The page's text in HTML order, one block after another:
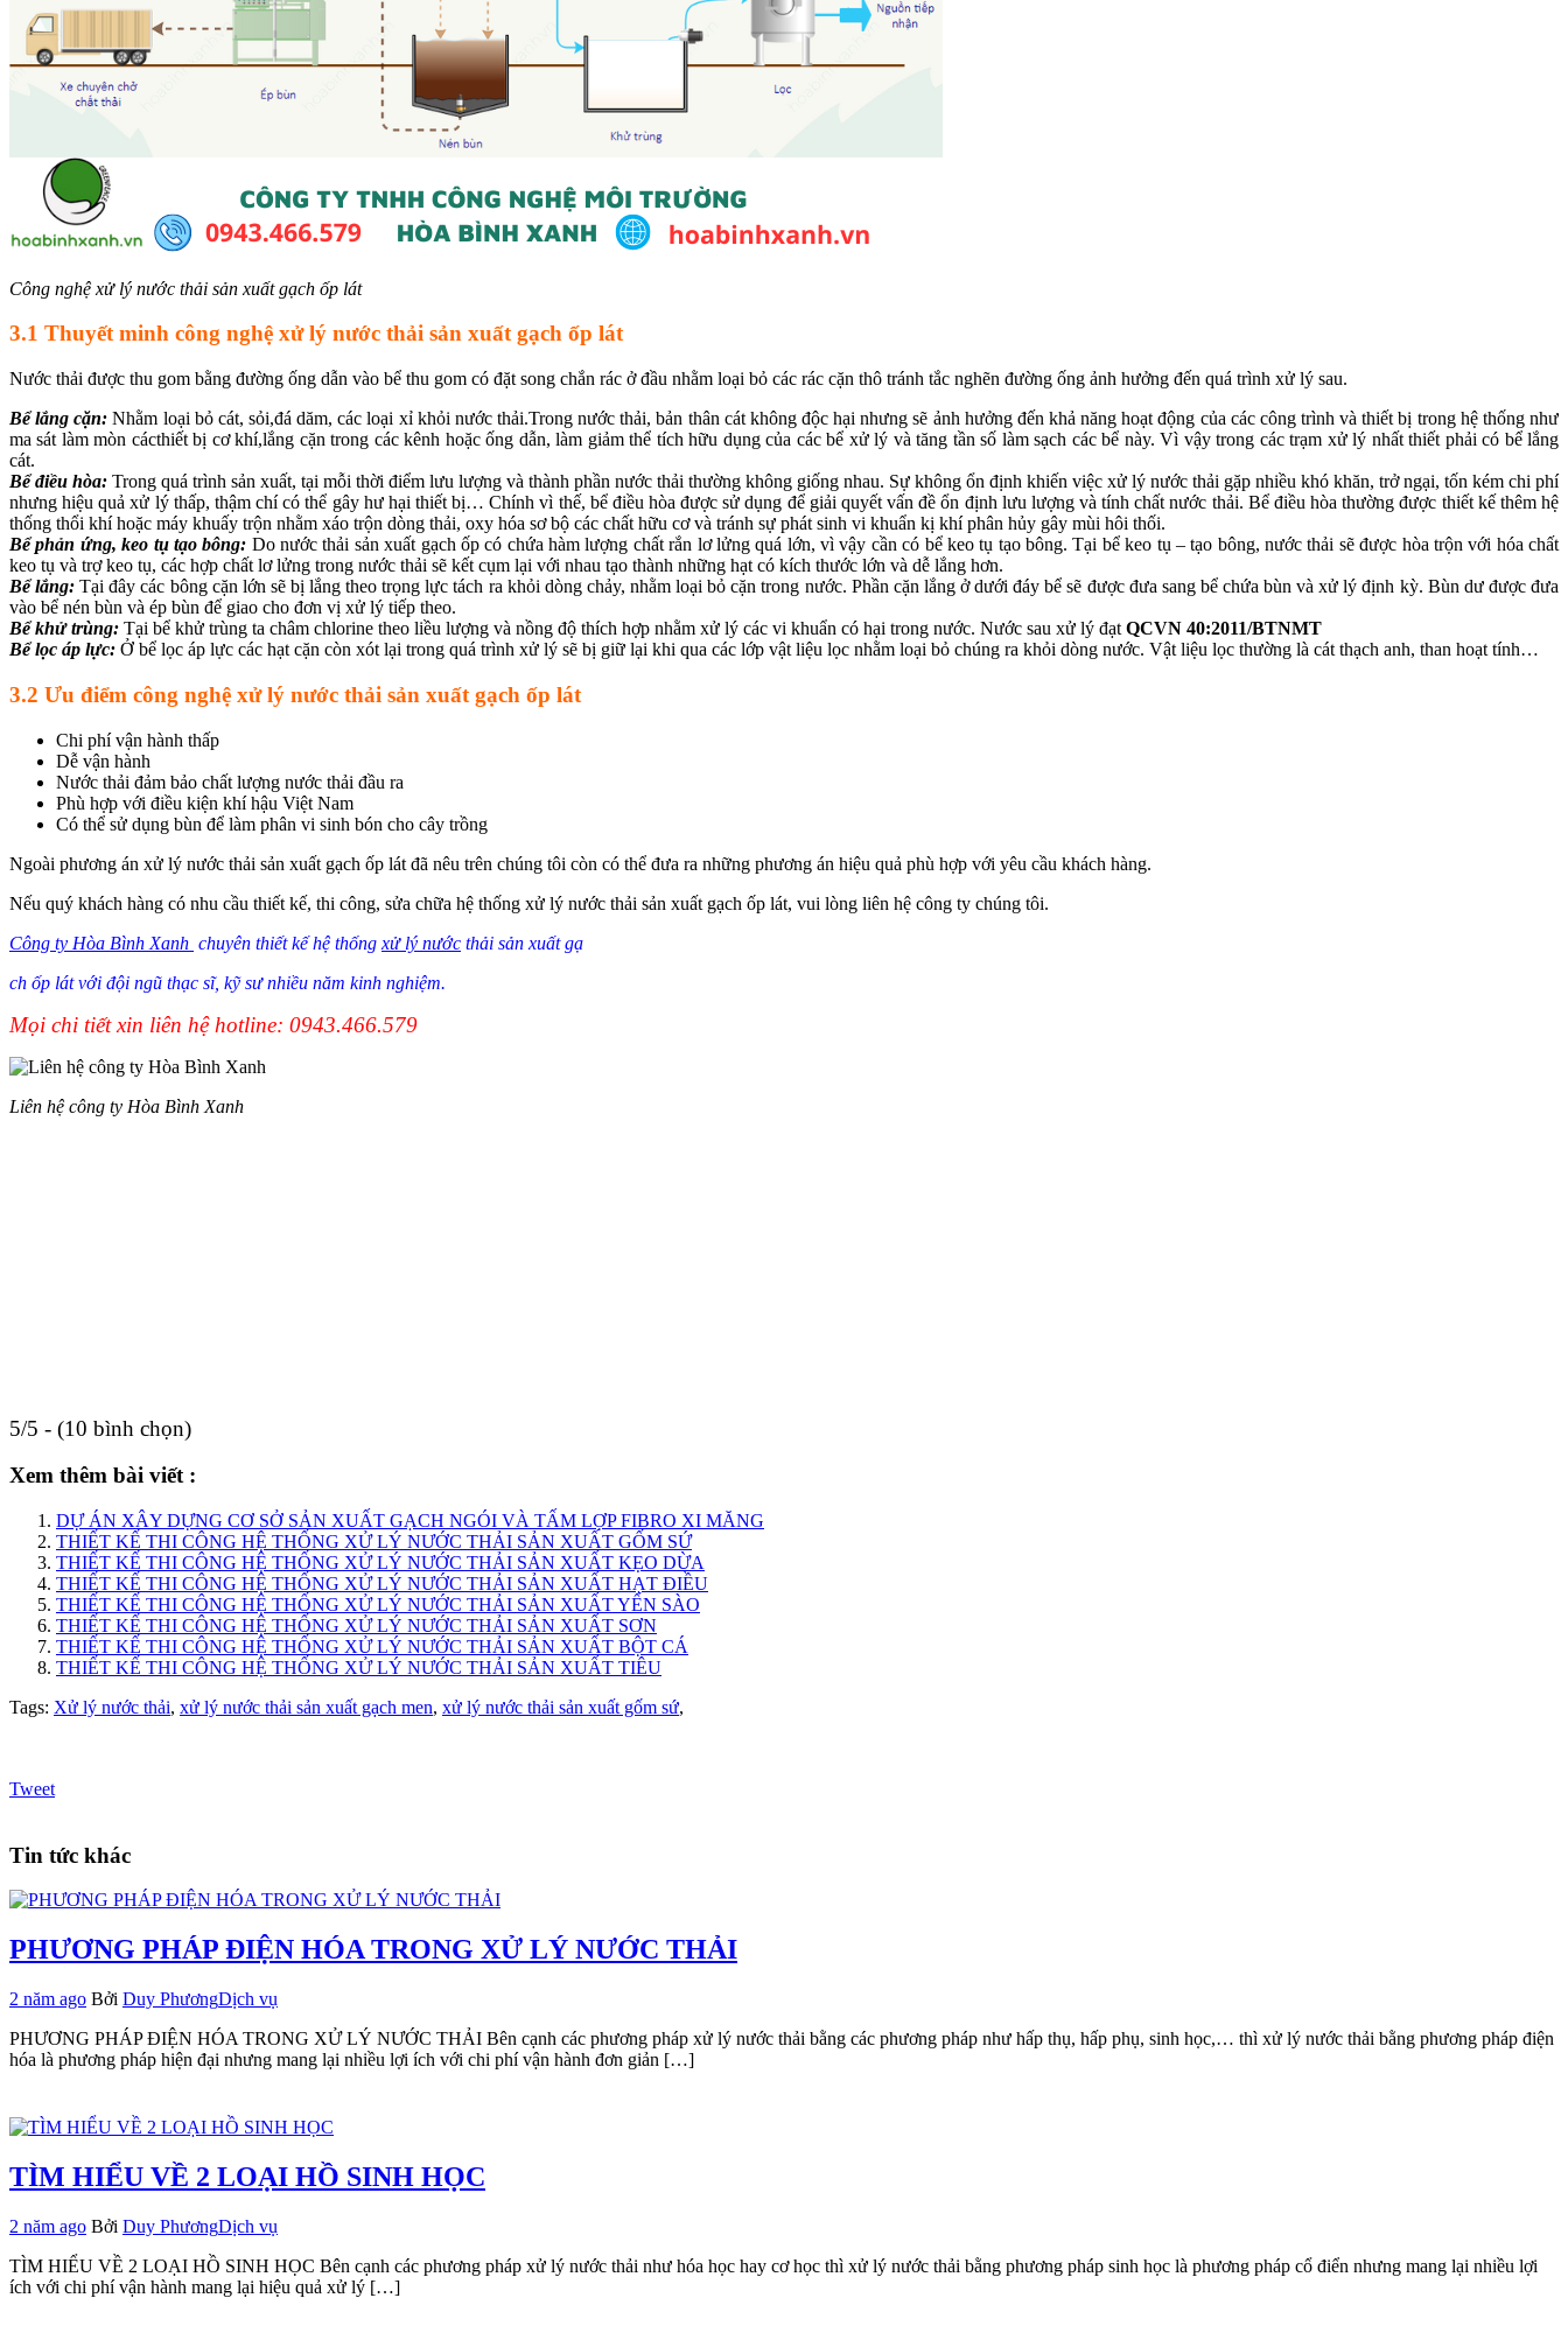
Công nghệ xử lý nước thải sản xuất gạch ốp lát
3.1 Thuyết minh công nghệ xử lý nước thải sản xuất gạch ốp lát
Nước thải được thu gom bằng đường ống dẫn vào bể thu gom có đặt song chắn rác ở đầu nhằm loại bỏ các rác cặn thô tránh tắc nghẽn đường ống ảnh hưởng đến quá trình xử lý sau.
Bể lắng cặn:Nhằm loại bỏ cát, sỏi,đá dăm, các loại xỉ khỏi nước thải.Trong nước thải, bản thân cát không độc hại nhưng sẽ ảnh hưởng đến khả năng hoạt động của các công trình và thiết bị trong hệ thống như
ma sát làm mòn cácthiết bị cơ khí,lắng cặn trong các kênh hoặc ống dẫn, làm giảm thể tích hữu dụng của các bể xử lý và tăng tần số làm sạch các bể này. Vì vậy trong các trạm xử lý nhất thiết phải có bể lắng
cát.
Bể điều hòa: Trong quá trình sản xuất, tại mỗi thời điểm lưu lượng và thành phần nước thải thường không giống nhau. Sự không ổn định khiến việc xử lý nước thải gặp nhiều khó khăn, trở ngại, tốn kém chi phí
nhưng hiệu quả xử lý thấp, thậm chí có thể gây hư hại thiết bị… Chính vì thế, bể điều hòa được sử dụng để giải quyết vấn đề ổn định lưu lượng và tính chất nước thải. Bể điều hòa thường được thiết kế thêm hệ
thống thổi khí hoặc máy khuấy trộn nhằm xáo trộn dòng thải, oxy hóa sơ bộ các chất hữu cơ và tránh sự phát sinh vi khuẩn kị khí phân hủy gây mùi hôi thối.
Bể phản ứng, keo tụ tạo bông: Do nước thải sản xuất gạch ốp có chứa hàm lượng chất rắn lơ lửng quá lớn, vì vậy cần có bể keo tụ tạo bông. Tại bể keo tụ – tạo bông, nước thải sẽ được hòa trộn với hóa chất
keo tụ và trợ keo tụ, các hợp chất lơ lửng trong nước thải sẽ kết cụm lại với nhau tạo thành những hạt có kích thước lớn và dễ lắng hơn.
Bể lắng:Tại đây các bông cặn lớn sẽ bị lắng theo trọng lực tách ra khỏi dòng chảy, nhằm loại bỏ cặn trong nước. Phần cặn lắng ở dưới đáy bể sẽ được đưa sang bể chứa bùn và xử lý định kỳ. Bùn dư được đưa
vào bể nén bùn và ép bùn để giao cho đơn vị xử lý tiếp theo.
Bể khử trùng: Tại bể khử trùng ta châm chlorine theo liều lượng và nồng độ thích hợp nhằm xử lý các vi khuẩn có hại trong nước. Nước sau xử lý đạt QCVN 40:2011/BTNMT
Bể lọc áp lực: Ở bể lọc áp lực các hạt cặn còn xót lại trong quá trình xử lý sẽ bị giữ lại khi qua các lớp vật liệu lọc nhằm loại bỏ chúng ra khỏi dòng nước. Vật liệu lọc thường là cát thạch anh, than hoạt tính…
3.2 Ưu điểm công nghệ xử lý nước thải sản xuất gạch ốp lát
Chi phí vận hành thấp
Dễ vận hành
Nước thải đảm bảo chất lượng nước thải đầu ra
Phù hợp với điều kiện khí hậu Việt Nam
Có thể sử dụng bùn để làm phân vi sinh bón cho cây trồng
Ngoài phương án xử lý nước thải sản xuất gạch ốp lát đã nêu trên chúng tôi còn có thể đưa ra những phương án hiệu quả phù hợp với yêu cầu khách hàng.
Nếu quý khách hàng có nhu cầu thiết kế, thi công, sửa chữa hệ thống xử lý nước thải sản xuất gạch ốp lát, vui lòng liên hệ công ty chúng tôi.
Công ty Hòa Bình Xanh chuyên thiết kế hệ thống xử lý nước thải sản xuất gạ
ch ốp lát với đội ngũ thạc sĩ, kỹ sư nhiều năm kinh nghiệm.
Mọi chi tiết xin liên hệ hotline: 0943.466.579
Liên hệ công ty Hòa Bình Xanh
5/5 - (10 bình chọn)
Xem thêm bài viết :
DỰ ÁN XÂY DỰNG CƠ SỞ SẢN XUẤT GẠCH NGÓI VÀ TẤM LỢP FIBRO XI MĂNG
THIẾT KẾ THI CÔNG HỆ THỐNG XỬ LÝ NƯỚC THẢI SẢN XUẤT GỐM SỨ
THIẾT KẾ THI CÔNG HỆ THỐNG XỬ LÝ NƯỚC THẢI SẢN XUẤT KẸO DỪA
THIẾT KẾ THI CÔNG HỆ THỐNG XỬ LÝ NƯỚC THẢI SẢN XUẤT HẠT ĐIỀU
THIẾT KẾ THI CÔNG HỆ THỐNG XỬ LÝ NƯỚC THẢI SẢN XUẤT YẾN SÀO
THIẾT KẾ THI CÔNG HỆ THỐNG XỬ LÝ NƯỚC THẢI SẢN XUẤT SƠN
THIẾT KẾ THI CÔNG HỆ THỐNG XỬ LÝ NƯỚC THẢI SẢN XUẤT BỘT CÁ
THIẾT KẾ THI CÔNG HỆ THỐNG XỬ LÝ NƯỚC THẢI SẢN XUẤT TIÊU
Tags: Xử lý nước thải, xử lý nước thải sản xuất gạch men, xử lý nước thải sản xuất gốm sứ,
Tweet
Tin tức khác
PHƯƠNG PHÁP ĐIỆN HÓA TRONG XỬ LÝ NƯỚC THẢI
2 năm ago Bởi Duy PhươngDịch vụ
PHƯƠNG PHÁP ĐIỆN HÓA TRONG XỬ LÝ NƯỚC THẢI Bên cạnh các phương pháp xử lý nước thải bằng các phương pháp như hấp thụ, hấp phụ, sinh học,… thì xử lý nước thải bằng phương pháp điện
hóa là phương pháp hiện đại nhưng mang lại nhiều lợi ích với chi phí vận hành đơn giản […]
TÌM HIỂU VỀ 2 LOẠI HỒ SINH HỌC
2 năm ago Bởi Duy PhươngDịch vụ
TÌM HIỂU VỀ 2 LOẠI HỒ SINH HỌC Bên cạnh các phương pháp xử lý nước thải như hóa học hay cơ học thì xử lý nước thải bằng phương pháp sinh học là phương pháp cổ điển nhưng mang lại nhiều lợi
ích với chi phí vận hành mang lại hiệu quả xử lý […]